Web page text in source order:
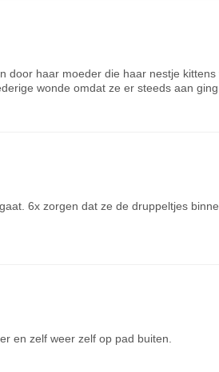
door haar moeder die haar nestje
wonde omdat ze er steeds aan ging
6x zorgen dat ze de druppeltjes
en zelf weer zelf op pad buiten.